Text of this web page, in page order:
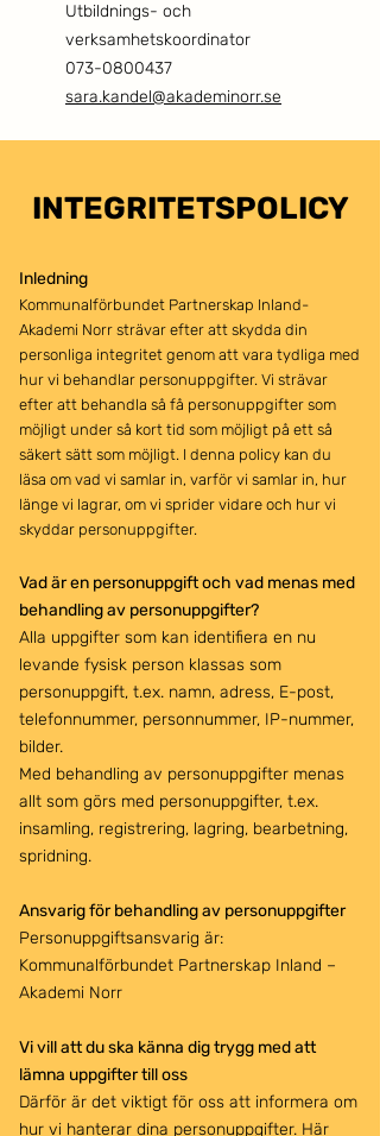
Utbildnings- och
verksamhetskoordinator
073-0800437
sara.kandel@akademinorr.se
INTEGRITETSPOLICY
Inledning
Kommunalförbundet Partnerskap Inland-
Akademi Norr strävar efter att skydda din
personliga integritet genom att vara tydliga med
hur vi behandlar personuppgifter. Vi strävar
efter att behandla så få personuppgifter som
möjligt under så kort tid som möjligt på ett så
säkert sätt som möjligt. I denna policy kan du
läsa om vad vi samlar in, varför vi samlar in, hur
länge vi lagrar, om vi sprider vidare och hur vi
skyddar personuppgifter.
Vad är en personuppgift och vad menas med
behandling av personuppgifter?
Alla uppgifter som kan identifiera en nu
levande fysisk person klassas som
personuppgift, t.ex. namn, adress, E-post,
telefonnummer, personnummer, IP-nummer,
bilder.
Med behandling av personuppgifter menas
allt som görs med personuppgifter, t.ex.
insamling, registrering, lagring, bearbetning,
spridning.
Ansvarig för behandling av personuppgifter
Personuppgiftsansvarig är:
Kommunalförbundet Partnerskap Inland –
Akademi Norr
Vi vill att du ska känna dig trygg med att
lämna uppgifter till oss
Därför är det viktigt för oss att informera om
hur vi hanterar dina personuppgifter. Här